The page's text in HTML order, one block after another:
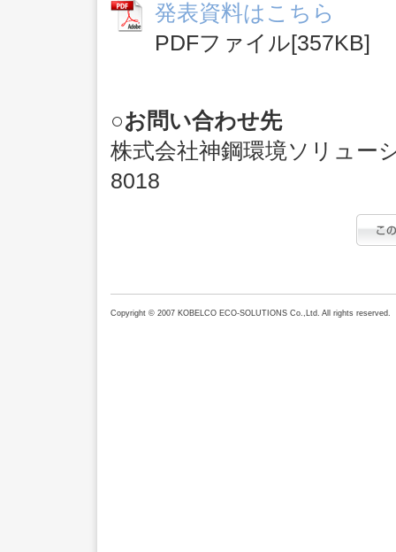
発表資料はこちら
PDFファイル[357KB]
○お問い合わせ先
株式会社神鋼環境ソリュ
8018
Copyright © 2007 KOBELCO ECO-SOLUTIONS Co.,Ltd. All rights reserved.